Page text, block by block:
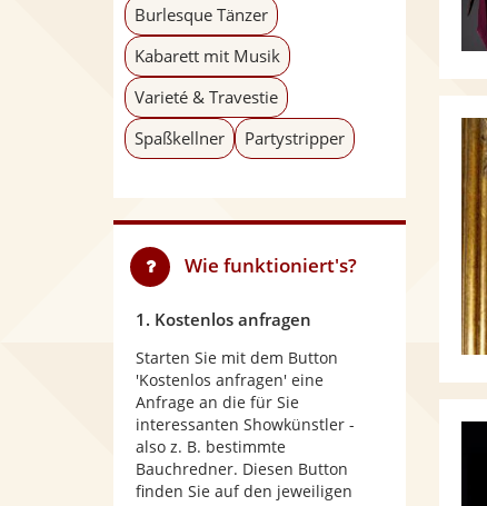
Burlesque Tänzer
Kabarett mit Musik
Varieté & Travestie
Spaßkellner
Partystripper
Wie funktioniert's?
1. Kostenlos anfragen
Starten Sie mit dem Button
'Kostenlos anfragen' eine
Anfrage an die für Sie
interessanten Showkünstler -
also z. B. bestimmte
Bauchredner. Diesen Button
finden Sie auf den jeweiligen